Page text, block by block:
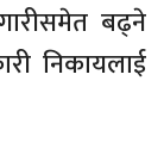
बढ्ने
निकायलाई